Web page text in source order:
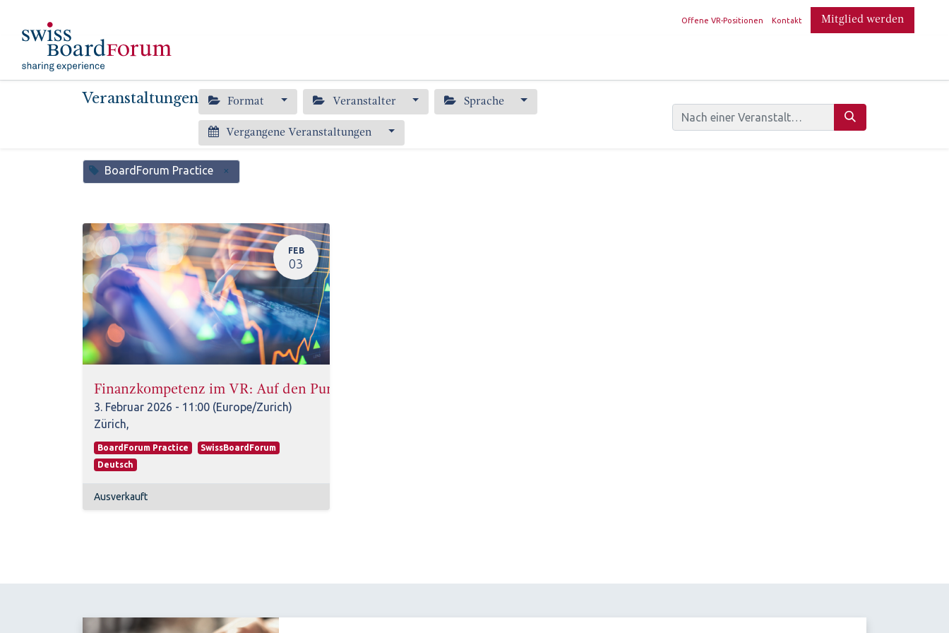
Offene VR-Positionen Kontakt Mitglied werden
Veranstaltungen Format Veranstalter Sprache
Vergangene Veranstaltungen
BoardForum Practice ×
FEB
03
Finanzkompetenz im VR: Auf den Punkt gebracht!
3. Februar 2026 - 11:00 (Europe/Zurich)
Zürich,
BoardForum Practice
SwissBoardForum
Deutsch
Ausverkauft